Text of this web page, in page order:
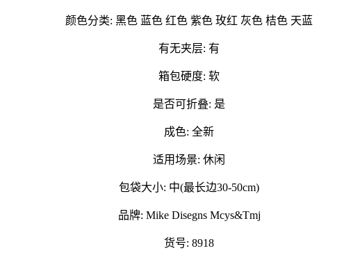
颜色分类: 黑色 蓝色 红色 紫色 玫红 灰色 桔色 天蓝
有无夹层: 有
箱包硬度: 软
是否可折叠: 是
成色: 全新
适用场景: 休闲
包袋大小: 中(最长边30-50cm)
品牌: Mike Disegns Mcys&Tmj
货号: 8918